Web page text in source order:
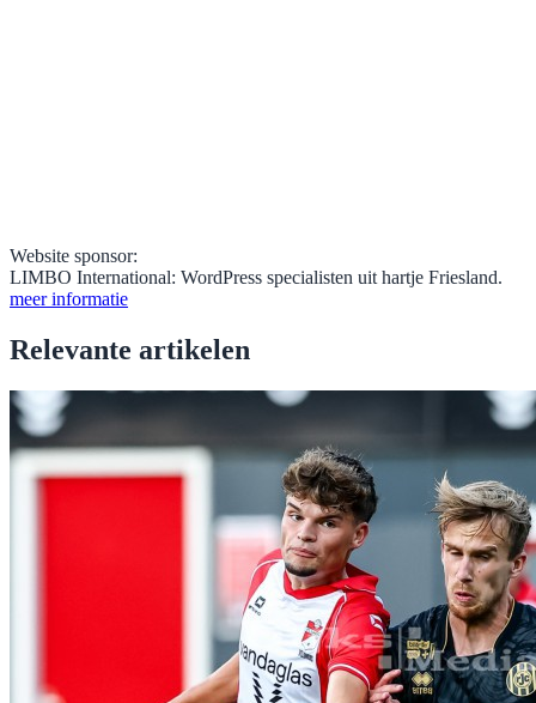
Website sponsor:
LIMBO International: WordPress specialisten uit hartje Friesland.
meer informatie
Relevante artikelen